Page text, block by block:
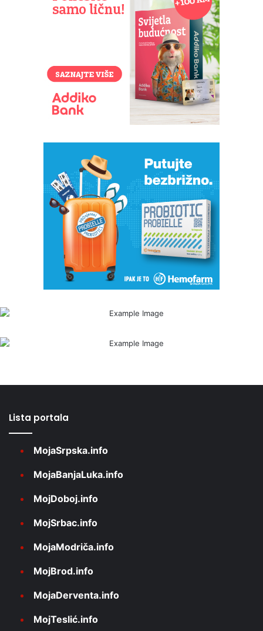
Lista portala
MojaSrpska.info
MojaBanjaLuka.info
MojDoboj.info
MojSrbac.info
MojaModriča.info
MojBrod.info
MojaDerventa.info
MojTeslić.info